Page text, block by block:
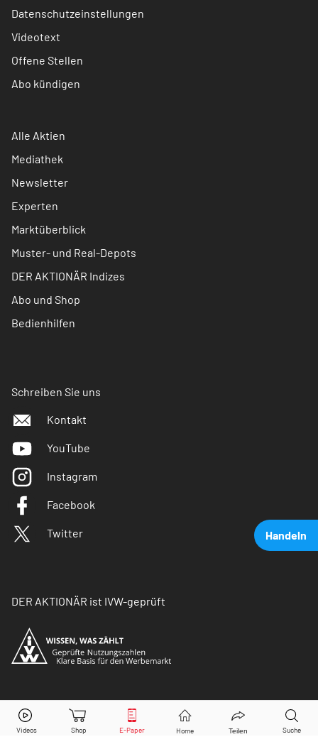
Handeln
Shell Aktie jetzt handeln?
Datenschutzeinstellungen
Videotext
Offene Stellen
Abo kündigen
Alle Aktien
Mediathek
Newsletter
Experten
Marktüberblick
Muster- und Real-Depots
DER AKTIONÄR Indizes
Abo und Shop
Bedienhilfen
Schreiben Sie uns
Kontakt
YouTube
Instagram
Facebook
Twitter
DER AKTIONÄR ist IVW-geprüft
© Copyright 2026 Börsenmedien AG. Alle Rechte